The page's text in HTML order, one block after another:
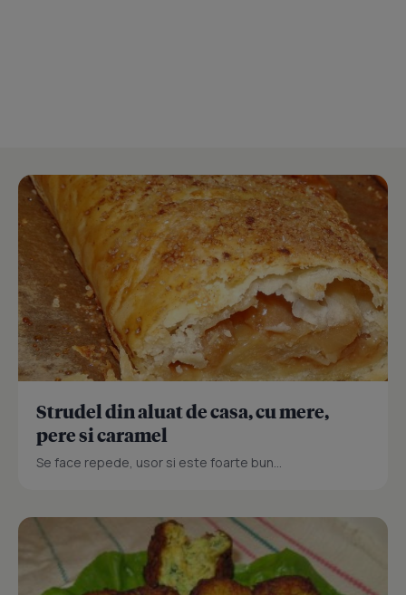
Strudel din aluat de casa, cu mere,
pere si caramel
Se face repede, usor si este foarte bun...